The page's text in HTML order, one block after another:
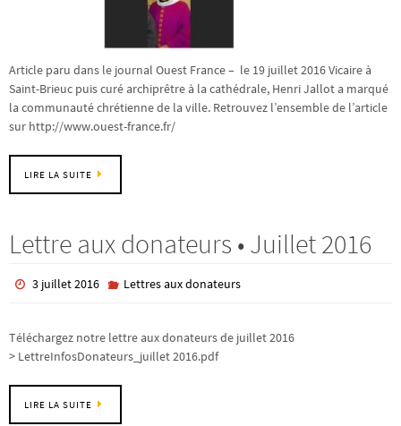
Article paru dans le journal Ouest France – le 19 juillet 2016 Vicaire à
Saint-Brieuc puis curé archiprêtre à la cathédrale, Henri Jallot a marqué
la communauté chrétienne de la ville. Retrouvez l’ensemble de l’article
sur http://www.ouest-france.fr/
LIRE LA SUITE
Lettre aux donateurs • Juillet 2016
3 juillet 2016 Lettres aux donateurs
Téléchargez notre lettre aux donateurs de juillet 2016
> LettreInfosDonateurs_juillet 2016.pdf
LIRE LA SUITE